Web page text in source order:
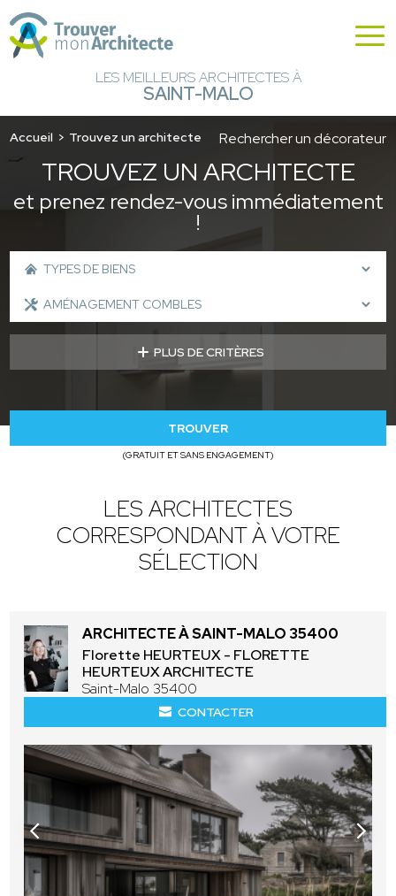
LES MEILLEURS ARCHITECTES À
SAINT-MALO
Accueil Trouvez un architecte Rechercher un décorateur
TROUVEZ UN ARCHITECTE
et prenez rendez-vous immédiatement
!
PLUS DE CRITÈRES
TROUVER
(GRATUIT ET SANS ENGAGEMENT)
LES ARCHITECTES
CORRESPONDANT À VOTRE
SÉLECTION
ARCHITECTE À SAINT-MALO 35400
Florette HEURTEUX - FLORETTE
HEURTEUX ARCHITECTE
Saint-Malo 35400
CONTACTER